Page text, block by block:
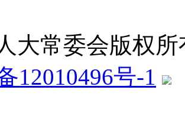
大常委会版权
12010496号-1